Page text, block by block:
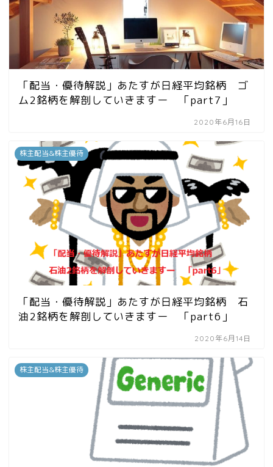
「配当・優待解説」あたすが日経平均銘柄 ゴ
ム2銘柄を解剖していきますー 「part7」
2020年6月16日
株主配当&株主優待
「配当・優待解説」あたすが日経平均銘柄 石
油2銘柄を解剖していきますー 「part6」
2020年6月14日
株主配当&株主優待